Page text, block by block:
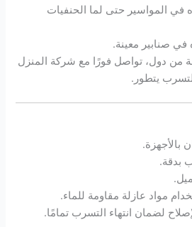
المواسير حتى لما الحنفيات
صنابير معينة.
من دول، تواصل فورًا مع شركة المنزل
يتطور.
بدقة.
مواد عازلة مقاومة للماء.
لضمان انتهاء التسرب تمامًا.